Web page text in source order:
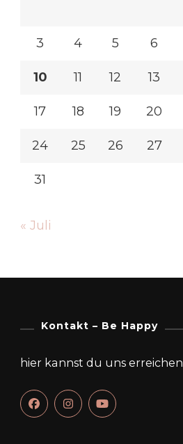
3 4 5 6
10 11 12 13
17 18 19 20
24 25 26 27
31
« Juli
Kontakt – Be Happy
hier kannst du uns erreichen